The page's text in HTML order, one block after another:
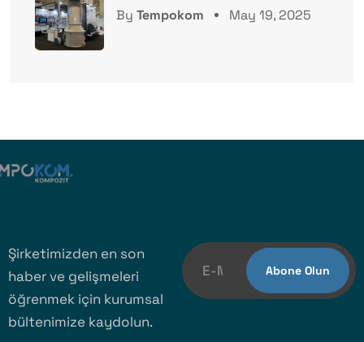
By Tempokom May 19, 2025
Şirketimizden en son
haber ve gelişmeleri
öğrenmek için kurumsal
bültenimize kaydolun.